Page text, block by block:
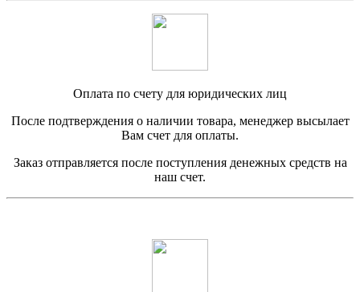
Оплата по счету для юридических лиц
После подтверждения о наличии товара, менеджер высылает
Вам счет для оплаты.
Заказ отправляется после поступления денежных средств на
наш счет.